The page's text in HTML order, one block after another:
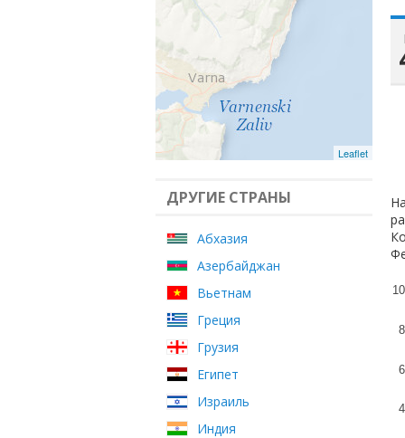
Leaflet
ДРУГИЕ СТРАНЫ
Абхазия
Азербайджан
Вьетнам
Греция
Грузия
Египет
Израиль
Индия